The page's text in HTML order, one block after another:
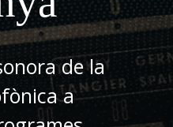
de la
a